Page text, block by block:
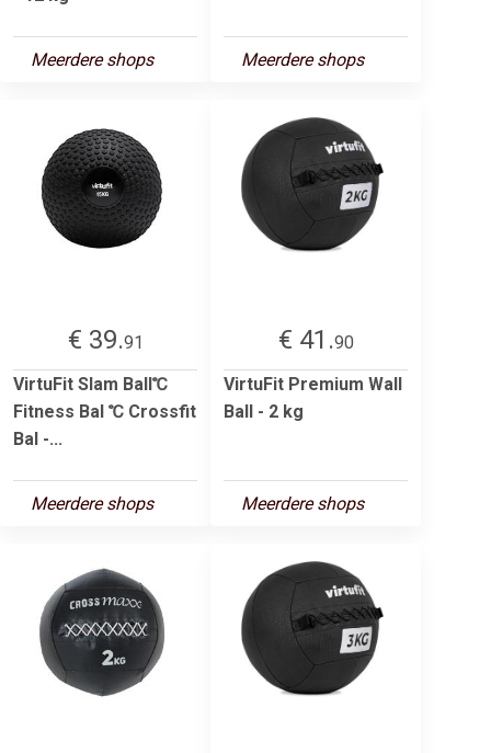
Meerdere shops Meerdere shops
€ 39.91
VirtuFit Slam Ball℃
Fitness Bal ℃ Crossfit
Bal -...
Meerdere shops
€ 41.90
VirtuFit Premium Wall
Ball - 2 kg
Meerdere shops